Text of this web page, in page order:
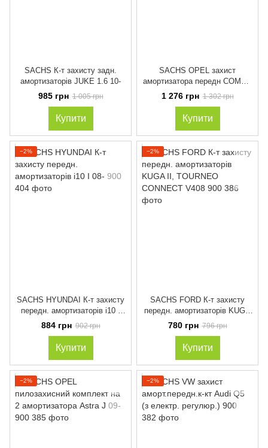
SACHS К-т захисту задн.
амортизаторів JUKE 1.6 10-
985 грн 1 005 грн
Купити
SACHS OPEL захист
амортизатора передн COMBO
Tour 1.4 12-
1 276 грн 1 302 грн
Купити
−2%
SACHS HYUNDAI К-т захисту
передн. амортизаторів i10 I
884 грн 902 грн
Купити
−2%
SACHS FORD К-т захисту
передн. амортизаторів KUGA
II, TOURNEO CONNECT V408
780 грн 796 грн
Купити
−2% −2%